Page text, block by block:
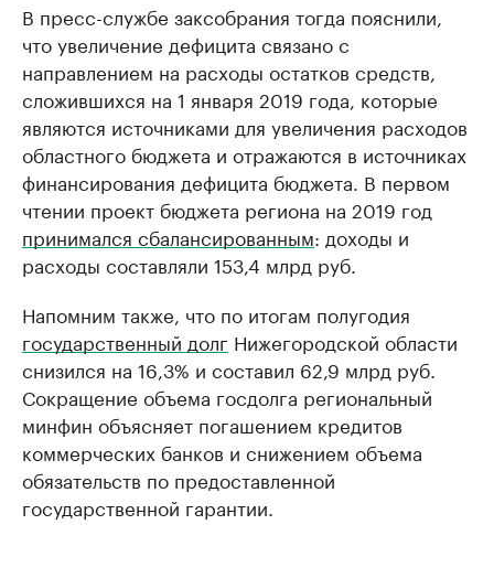
В пресс-службе заксобрания тогда пояснили,
что увеличение дефицита связано с
направлением на расходы остатков средств,
сложившихся на 1 января 2019 года, которые
являются источниками для увеличения расходов
областного бюджета и отражаются в источниках
финансирования дефицита бюджета. В первом
чтении проект бюджета региона на 2019 год
принимался сбалансированным: доходы и
расходы составляли 153,4 млрд руб.
Напомним также, что по итогам полугодия
государственный долг Нижегородской области
снизился на 16,3% и составил 62,9 млрд руб.
Сокращение объема госдолга региональный
минфин объясняет погашением кредитов
коммерческих банков и снижением объема
обязательств по предоставленной
государственной гарантии.